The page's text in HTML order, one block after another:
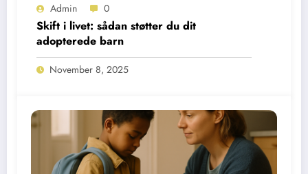
Admin 0
Skift i livet: sådan støtter du dit
adopterede barn
November 8, 2025